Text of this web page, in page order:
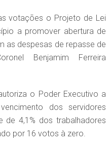
votações o Projeto de Lei
a promover abertura de
as despesas de repasse de
Benjamim Ferreira
o Poder Executivo a
dos servidores
de 4,1% dos trabalhadores
por 16 votos à zero.